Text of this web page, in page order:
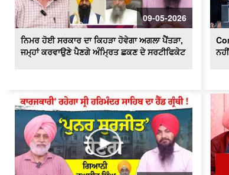
09-05-2026
ਨਿਮਰ ਹੋਈ ਸਰਕਾਰ ਦਾ ਕਿਹੜਾ ਹੋਵੇਗਾ ਅਗਲਾ ਪੈਂਤੜਾ,
ਜਮ੍ਹਾਂ ਕਰਵਾਉਣੇ ਪੈਣਗੇ ਅੰਮ੍ਰਿਤ ਛਕਣ ਦੇ ਸਰਟੀਫਿਕੇਟ